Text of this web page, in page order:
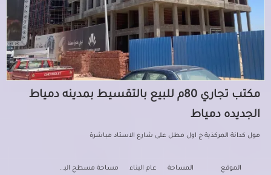
مكتب تجاري 80م للبيع بالتقسيط بمدينه دمياط
الجديده دمياط
مول كدانة المركذية ج اول مطل على شارع الاستاد مباشرة
الموقع المساحة عام البناء مساحة مسطح البناء